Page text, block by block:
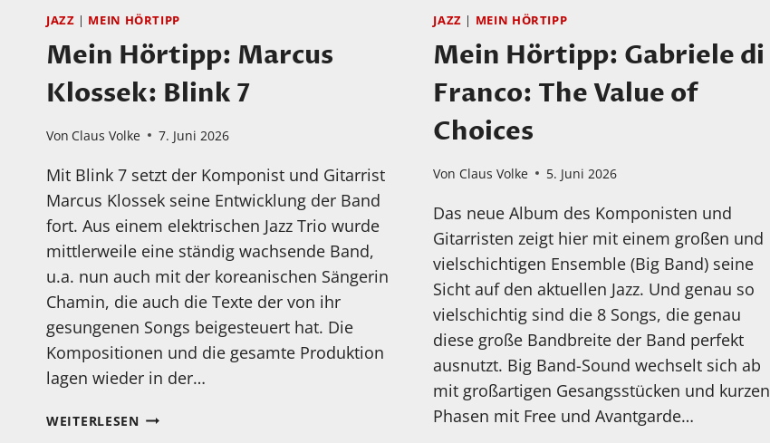
JAZZ | MEIN HÖRTIPP
Mein Hörtipp: Marcus
Klossek: Blink 7
Von Claus Volke 7. Juni 2026
Mit Blink 7 setzt der Komponist und Gitarrist
Marcus Klossek seine Entwicklung der Band
fort. Aus einem elektrischen Jazz Trio wurde
mittlerweile eine ständig wachsende Band,
u.a. nun auch mit der koreanischen Sängerin
Chamin, die auch die Texte der von ihr
gesungenen Songs beigesteuert hat. Die
Kompositionen und die gesamte Produktion
lagen wieder in der…
WEITERLESENMEIN
JAZZ | MEIN HÖRTIPP
Mein Hörtipp: Gabriele di
Franco: The Value of
Choices
Von Claus Volke 5. Juni 2026
Das neue Album des Komponisten und
Gitarristen zeigt hier mit einem großen und
vielschichtigen Ensemble (Big Band) seine
Sicht auf den aktuellen Jazz. Und genau so
vielschichtig sind die 8 Songs, die genau
diese große Bandbreite der Band perfekt
ausnutzt. Big Band-Sound wechselt sich ab
mit großartigen Gesangsstücken und kurzen
Phasen mit Free und Avantgarde…